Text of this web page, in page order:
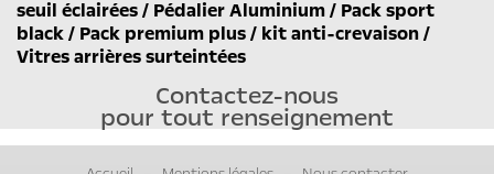
seuil éclairées / Pédalier Aluminium / Pack sport
black / Pack premium plus / kit anti-crevaison /
Vitres arrières surteintées
Contactez-nous
pour tout renseignement